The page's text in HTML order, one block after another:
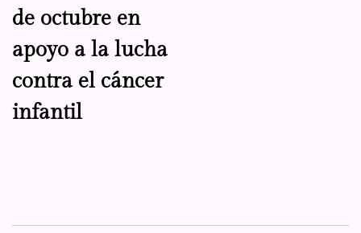
de octubre en
apoyo a la lucha
contra el cáncer
infantil